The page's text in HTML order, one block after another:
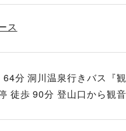
ス
分 洞川温泉行きバス『
徒歩 90分 登山口から観